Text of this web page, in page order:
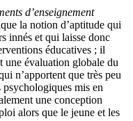
d’enseignement
la notion d’aptitude qui
innés et qui laisse donc
éducatives ; il
une évaluation globale du
n’apportent que très peu
psychologiques mis en
une conception
alors que le jeune et les